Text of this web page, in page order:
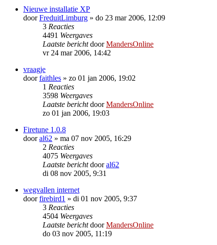
Nieuwe installatie XP
doorFreduitLimburg » do 23 mar 2006, 12:09
3 Reacties
4491 Weergaves
Laatste berichtdoorMandersOnline
vr 24 mar 2006, 14:42
vraagje
doorfaithles » zo 01 jan 2006, 19:02
1 Reacties
3598 Weergaves
Laatste berichtdoorMandersOnline
zo 01 jan 2006, 19:03
Firetune 1.0.8
dooral62 » ma 07 nov 2005, 16:29
2 Reacties
4075 Weergaves
Laatste berichtdooral62
di 08 nov 2005, 9:31
wegvallen internet
doorfirebird1 » di 01 nov 2005, 9:37
3 Reacties
4504 Weergaves
Laatste berichtdoorMandersOnline
do 03 nov 2005, 11:19